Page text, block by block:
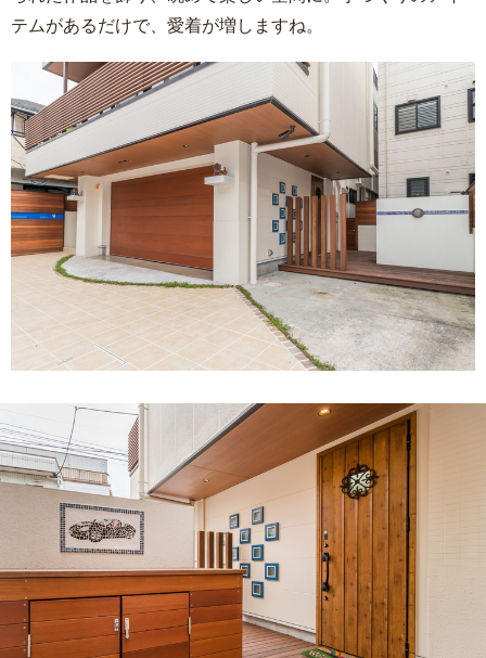
テムがあるだけで、愛着が増しますね。